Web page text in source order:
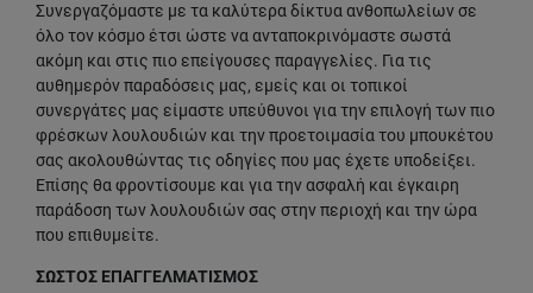
Συνεργαζόμαστε με τα καλύτερα δίκτυα ανθοπωλείων σε
όλο τον κόσμο έτσι ώστε να ανταποκρινόμαστε σωστά
ακόμη και στις πιο επείγουσες παραγγελίες. Για τις
αυθημερόν παραδόσεις μας, εμείς και οι τοπικοί
συνεργάτες μας είμαστε υπεύθυνοι για την επιλογή των πιο
φρέσκων λουλουδιών και την προετοιμασία του μπουκέτου
σας ακολουθώντας τις οδηγίες που μας έχετε υποδείξει.
Επίσης θα φροντίσουμε και για την ασφαλή και έγκαιρη
παράδοση των λουλουδιών σας στην περιοχή και την ώρα
που επιθυμείτε.
ΣΩΣΤΟΣ ΕΠΑΓΓΕΛΜΑΤΙΣΜΟΣ